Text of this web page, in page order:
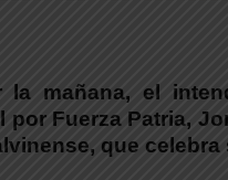
la mañana, el
Fuerza Patria,
, que